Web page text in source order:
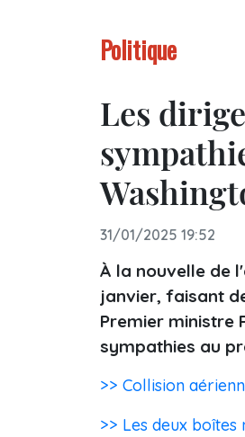
Politique
Les
31/01/2025 19:52
À la nouvelle de
janvier, faisant
Premier ministre
sympathies au
>> Collision
>> Les deux